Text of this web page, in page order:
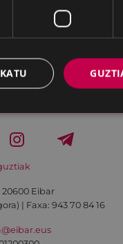
Eibar
| Faxa: 943 70 84 16